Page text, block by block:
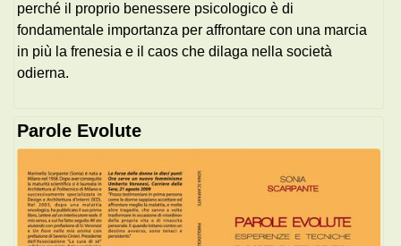
perché il proprio benessere psicologico è di
fondamentale importanza per affrontare con una marcia
in più la frenesia e il caos che dilaga nella società
odierna.
Parole Evolute